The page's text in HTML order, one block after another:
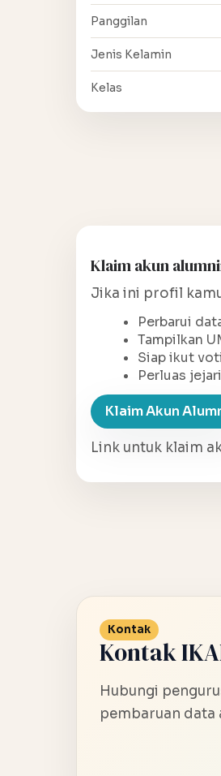
Panggilan
Jenis Kelamin
Kelas
Klaim akun
Jika ini profil
Perbarui
Tampilkan
Siap ikut
Perluas
Klaim Akun
Link untuk klaim
Kontak
Kontak
Hubungi
pembaruan data